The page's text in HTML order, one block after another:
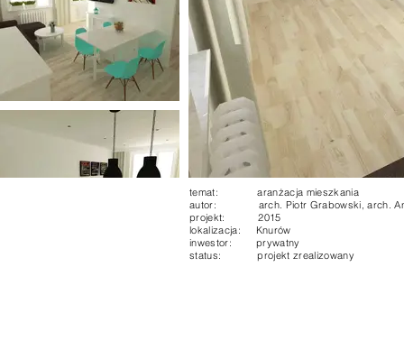
temat: aranżacja mieszkania
autor: arch. Piotr Grabowski, arch.
projekt: 2015
lokalizacja: Knurów
inwestor:
prywatny
status: projekt zrealizowany